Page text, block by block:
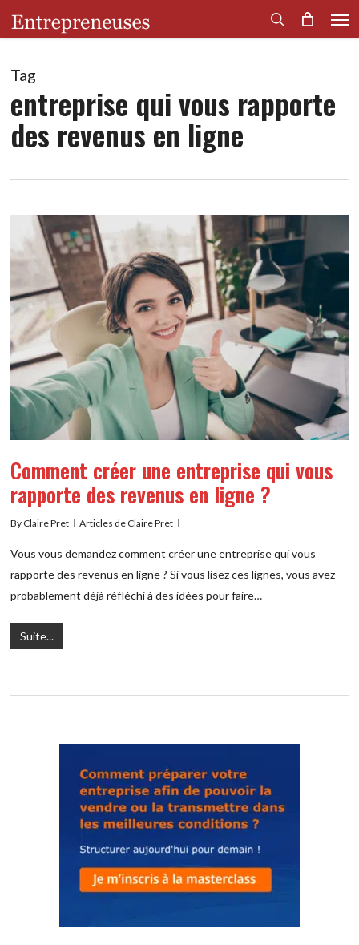
content
search
Tag
entreprise qui vous rapporte
des revenus en ligne
Comment créer une entreprise qui vous
rapporte des revenus en ligne ?
By Claire Pret Articles de Claire Pret
Vous vous demandez comment créer une entreprise qui vous
rapporte des revenus en ligne ? Si vous lisez ces lignes, vous avez
probablement déjà réfléchi à des idées pour faire…
Suite...